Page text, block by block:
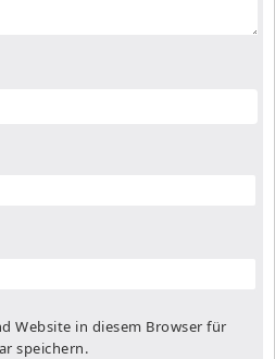
Website in diesem Browser für
speichern.